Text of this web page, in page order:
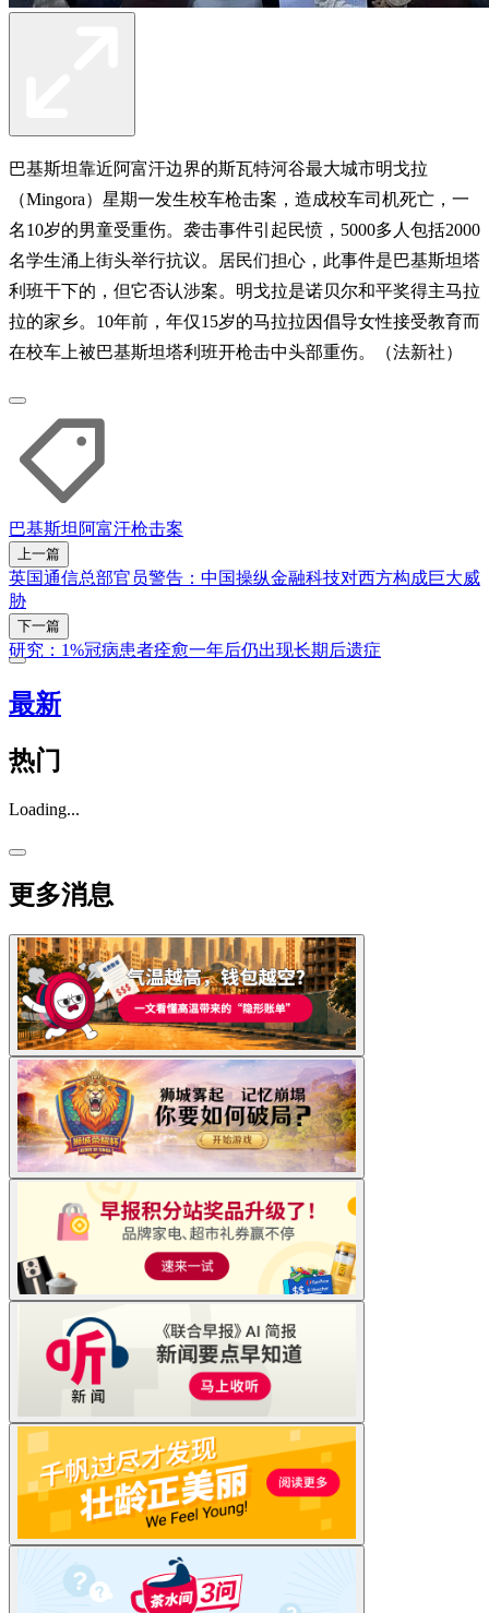
巴基斯坦靠近阿富汗边界的斯瓦特河谷最大城市明戈拉
（Mingora）星期一发生校车枪击案，造成校车司机死亡，一
名10岁的男童受重伤。袭击事件引起民愤，5000多人包括2000
名学生涌上街头举行抗议。居民们担心，此事件是巴基斯坦塔
利班干下的，但它否认涉案。明戈拉是诺贝尔和平奖得主马拉
拉的家乡。10年前，年仅15岁的马拉拉因倡导女性接受教育而
在校车上被巴基斯坦塔利班开枪击中头部重伤。（法新社）
巴基斯坦 阿富汗枪击案
上一篇
英国通信总部官员警告：中国操纵金融科技对西方构成巨大威
胁
下一篇
研究：1%冠病患者痊愈一年后仍出现长期后遗症
最新
热门
Loading...
更多消息